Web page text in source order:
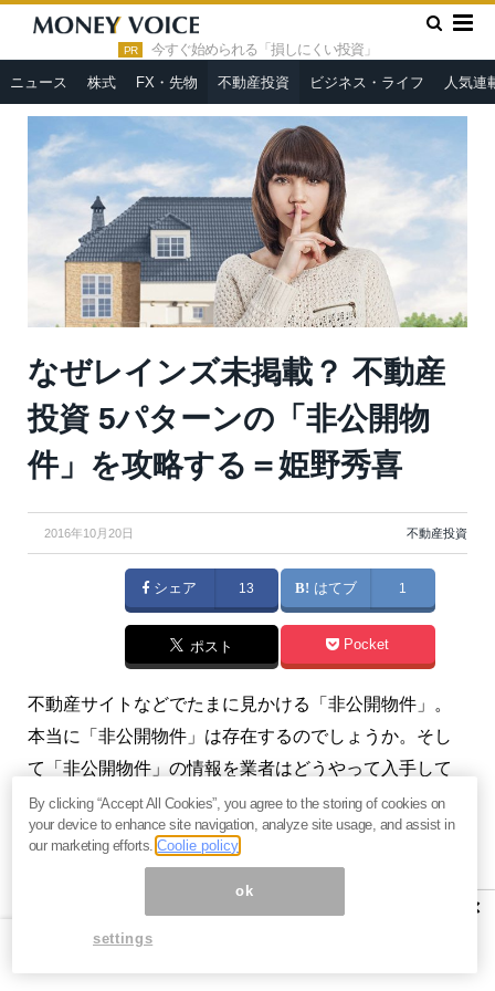
PR 今すぐ始められる「損しにくい投資」
ニュース 株式 FX・先物 不動産投資 ビジネス・ライフ 人気連
HOME » 不動産投資 »
なぜレインズ未掲載？ 不動産投資 5パ
ターンの「非公開物件」を攻略する＝姫野秀喜
なぜレインズ未掲載？ 不動産
投資 5パターンの「非公開物
件」を攻略する＝姫野秀喜
2016年10月20日 不動産投資
シェア 13 はてブ 1
ポスト Pocket
不動産サイトなどでたまに見かける「非公開物件」。
本当に「非公開物件」は存在するのでしょうか。そし
て「非公開物件」の情報を業者はどうやって入手して
いるのでしょうか。（『 1億円大家さん姫ちゃん☆不動
産ノウハウ』姫野秀喜）
プロフィール：姫野秀喜（ひめの ひでき）
姫屋不動産コンサルティング(株)代表。1978年生まれ、
福岡市出身。九州大学経済学部卒。アクセンチュア(株)
で売上3,000億円超え企業の会計・経営計画策定などコ
×
By clicking “Accept All Cookies”, you agree to the storing of cookies on
your device to enhance site navigation, analyze site usage, and assist in
our marketing efforts.Coolie policy
ok
settings